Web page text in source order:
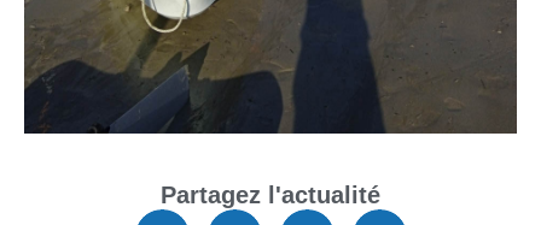
Partagez l'actualité